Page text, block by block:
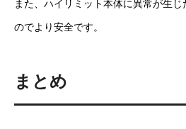
また、ハイリミット本体に異常が生
のでより安全です。
まとめ